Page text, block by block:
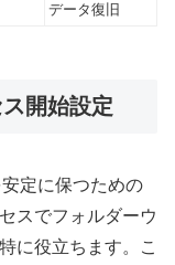
データ復旧
開始設定
定に保つための
スでフォルダーウ
に役立ちます。こ